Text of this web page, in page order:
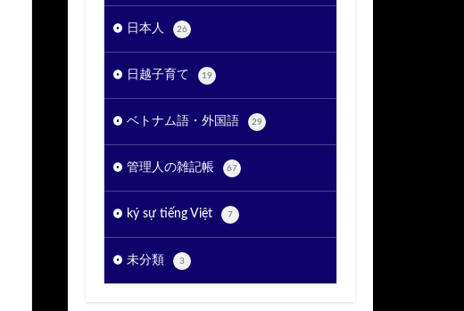
日本人 26
日越子育て 19
ベトナム語・外国語 29
管理人の雑記帳 67
ký sự tiếng Việt 7
未分類 3